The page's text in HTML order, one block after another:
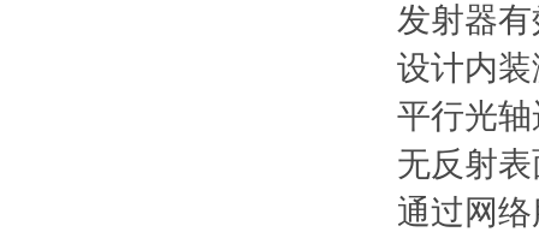
发射器
设计内
平行光
无反射
通过网